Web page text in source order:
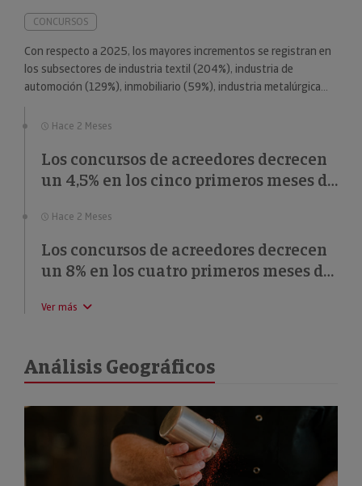
CONCURSOS
Con respecto a 2025, los mayores incrementos se registran en
los subsectores de industria textil (204%), industria de
automoción (129%), inmobiliario (59%), industria metalúrgica
(57%) y educación (49%).
Hace 2 Meses
Los concursos de acreedores decrecen
un 4,5% en los cinco primeros meses de
Hace 2 Meses
Los concursos de acreedores decrecen
un 8% en los cuatro primeros meses de
Ver más
Análisis Geográficos